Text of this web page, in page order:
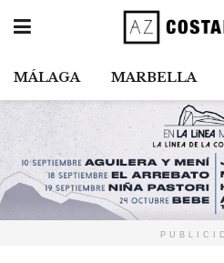
MÁLAGA MARBELLA